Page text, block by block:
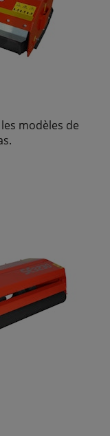
modèles de